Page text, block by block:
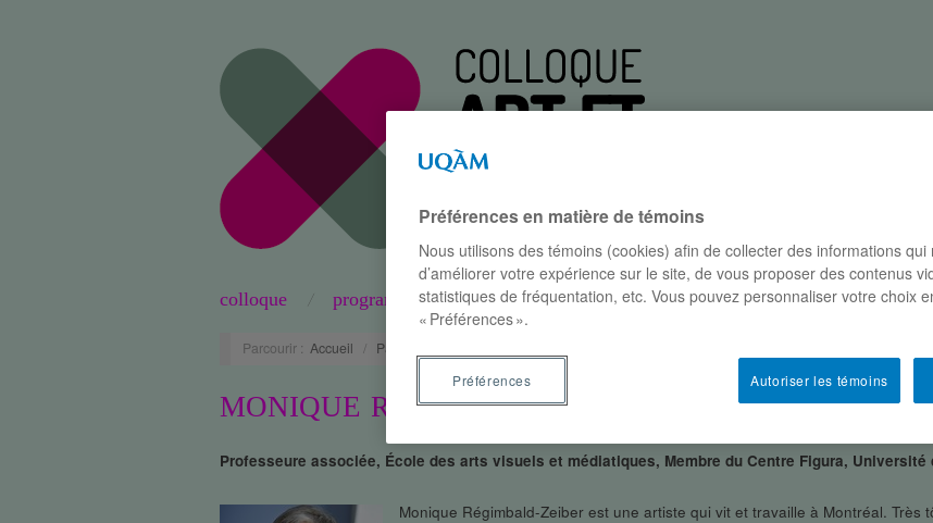
colloque programme participants conférences où et quand?
Parcourir : Accueil / Participants
MONIQUE REGIMBALD ZEIBER
Professeure associée, École des arts visuels et médiatiques, Membre du Centre Figura, Université
Monique Régimbald-Zeiber est une artiste qui vit et travaille à Montréal. Très
Préférences en matière de témoins
Nous utilisons des témoins (cookies) afin de collecter des informations
d’améliorer votre expérience sur le site, de vous proposer des contenus
statistiques de fréquentation, etc. Vous pouvez personnaliser votre choix
« Préférences ».
Autoriser les témoins
Préférences